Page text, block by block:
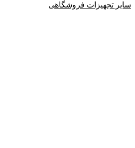
سایر تجهیزات فروشگاهی